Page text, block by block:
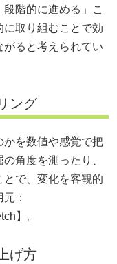
階的に進める」こ
に取り組むことで効
ると考えられてい
ング
かを数値や感覚で把
角度を測ったり、
で、変化を客観的
：
】。
げ方